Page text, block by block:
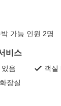
박 가능 인원 2명
비스
음
객실
장실